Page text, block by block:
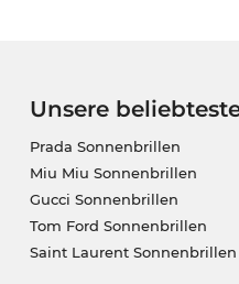
Unsere
Prada Sonnenbrillen
Miu Miu Sonnenbrillen
Gucci Sonnenbrillen
Tom Ford Sonnenbrillen
Saint Laurent Sonnenbrillen